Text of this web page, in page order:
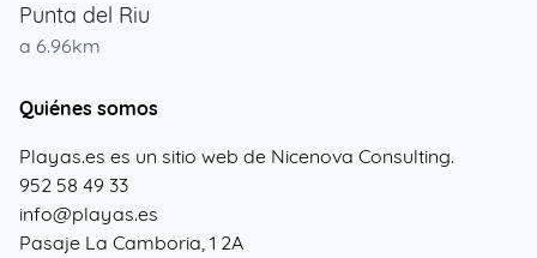
Punta del Riu
a 6.96km
Quiénes somos
Playas.es es un sitio web de Nicenova Consulting.
952 58 49 33
info@playas.es
Pasaje La Camboria, 1 2A